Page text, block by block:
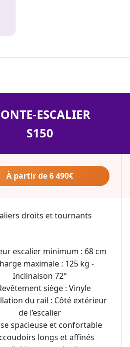
ESCALIER
S150
À partir de 6 490€
droits et tournants
escalier minimum : 68 cm
maximale : 125 kg -
Inclinaison 72°
siège : Vinyle
du rail : Côté extérieur
de l’escalier
spacieuse et confortable
longs et affinés